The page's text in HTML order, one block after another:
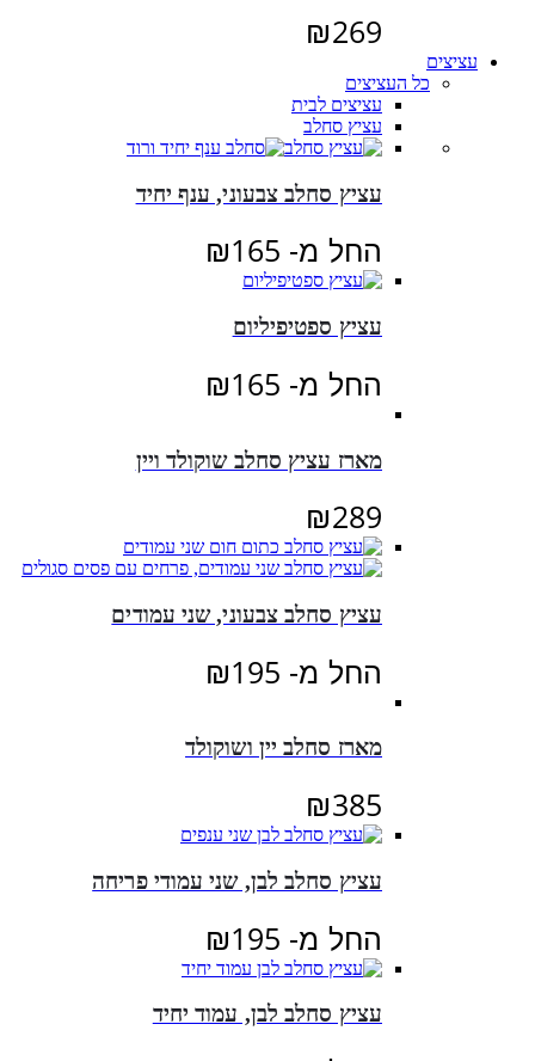
₪269
עציצים
כל העציצים
עציצים לבית
עציץ סחלב
עציץ סחלב צבעוני, ענף יחיד
החל מ- ₪165
עציץ ספטיפיליום
החל מ- ₪165
מארז עציץ סחלב שוקולד ויין
₪289
עציץ סחלב צבעוני, שני עמודים
החל מ- ₪195
מארז סחלב יין ושוקולד
₪385
עציץ סחלב לבן, שני עמודי פריחה
החל מ- ₪195
עציץ סחלב לבן, עמוד יחיד